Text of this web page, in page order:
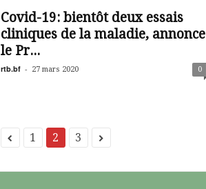
Covid-19: bientôt deux essais
cliniques de la maladie, annonce
le Pr...
rtb.bf - 27 mars 2020 0
1 2 3